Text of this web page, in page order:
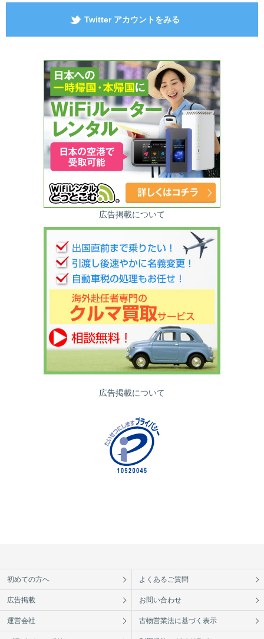
Twitter アカウントをみる
広告掲載について
広告掲載について
初めての方へ よくあるご質問
広告掲載 お問い合わせ
運営会社 古物営業法に基づく表示